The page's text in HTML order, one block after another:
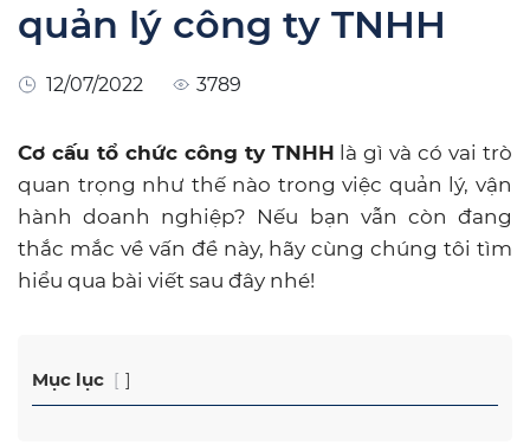
quản lý công ty TNHH
12/07/2022 3789
Cơ cấu tổ chức công ty TNHH là gì và có vai trò
quan trọng như thế nào trong việc quản lý, vận
hành doanh nghiệp? Nếu bạn vẫn còn đang
thắc mắc về vấn đề này, hãy cùng chúng tôi tìm
hiểu qua bài viết sau đây nhé!
Mục lục